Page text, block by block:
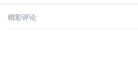
精彩评论